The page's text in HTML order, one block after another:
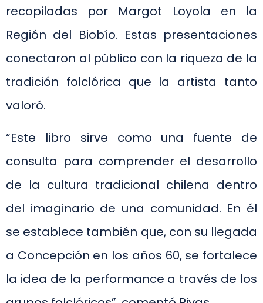
recopiladas por Margot Loyola en la
Región del Biobío. Estas presentaciones
conectaron al público con la riqueza de la
tradición folclórica que la artista tanto
valoró.
“Este libro sirve como una fuente de
consulta para comprender el desarrollo
de la cultura tradicional chilena dentro
del imaginario de una comunidad. En él
se establece también que, con su llegada
a Concepción en los años 60, se fortalece
la idea de la performance a través de los